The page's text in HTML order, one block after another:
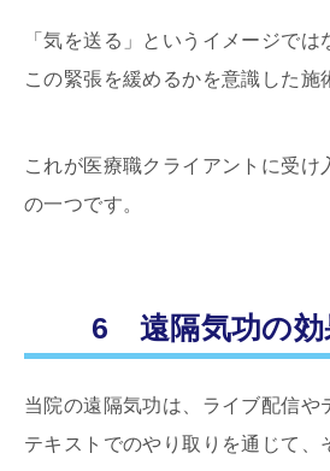
「気を送る」というイメージで
この緊張を緩めるかを意識した施
これが医療職クライアントに受け
の一つです。
6 遠隔気功の効
当院の遠隔気功は、ライブ配信や
テキストでのやり取りを通じて、